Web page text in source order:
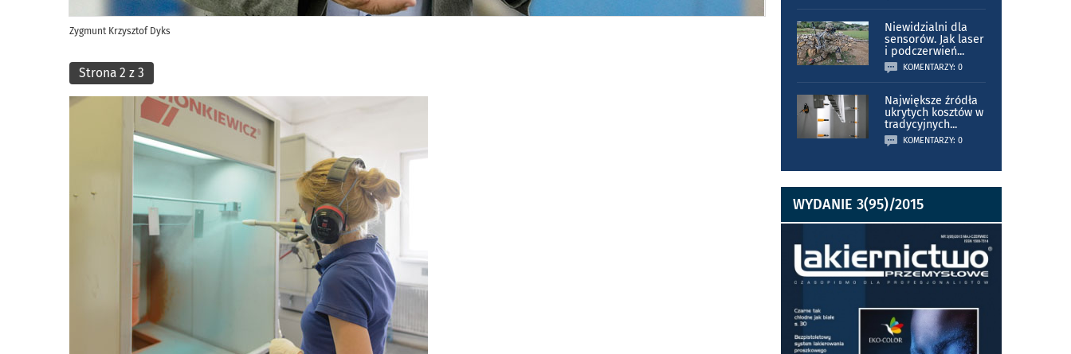
Zygmunt Krzysztof Dyks
Strona 2 z 3
Niewidzialni dla
sensorów. Jak laser
i podczerwień...
KOMENTARZY: 0
Największe źródła
ukrytych kosztów w
tradycyjnych...
KOMENTARZY: 0
WYDANIE 3(95)/2015